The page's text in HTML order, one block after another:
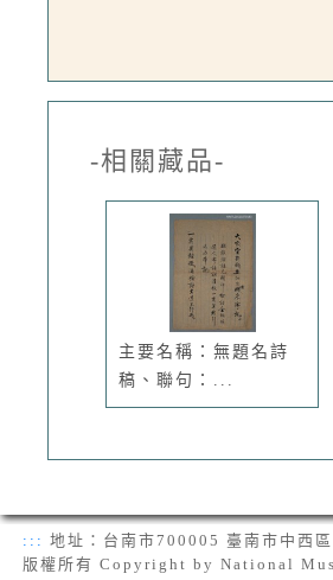
-相關藏品-
主要名稱：無題名詩
稿、聯句：...
::: 地址：台南市700005 臺南市中西
版權所有 Copyright by National